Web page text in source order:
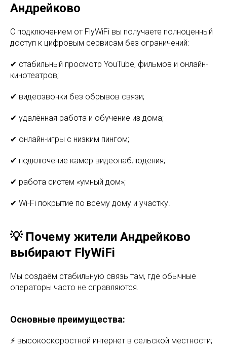
Андрейково
С подключением от FlyWiFi вы получаете полноценный
доступ к цифровым сервисам без ограничений:
✔ стабильный просмотр YouTube, фильмов и онлайн-
кинотеатров;
✔ видеозвонки без обрывов связи;
✔ удалённая работа и обучение из дома;
✔ онлайн-игры с низким пингом;
✔ подключение камер видеонаблюдения;
✔ работа систем «умный дом»;
✔ Wi-Fi покрытие по всему дому и участку.
💡 Почему жители Андрейково
выбирают FlyWiFi
Мы создаём стабильную связь там, где обычные
операторы часто не справляются.
Основные преимущества:
⚡ высокоскоростной интернет в сельской местности;